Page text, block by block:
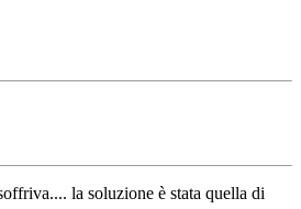
la soluzione è stata quella di